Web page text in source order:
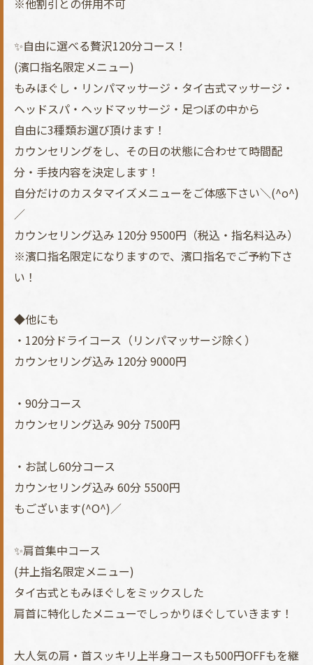
※他割引との併用不可
✨自由に選べる贅沢120分コース！
(濱口指名限定メニュー)
もみほぐし・リンパマッサージ・タイ古式マッサージ・
ヘッドスパ・ヘッドマッサージ・足つぼの中から
自由に3種類お選び頂けます！
カウンセリングをし、その日の状態に合わせて時間配
分・手技内容を決定します！
自分だけのカスタマイズメニューをご体感下さい＼(^o^)
／
カウンセリング込み 120分 9500円（税込・指名料込み）
※濱口指名限定になりますので、濱口指名でご予約下さ
い！
◆他にも
・120分ドライコース（リンパマッサージ除く）
カウンセリング込み 120分 9000円
・90分コース
カウンセリング込み 90分 7500円
・お試し60分コース
カウンセリング込み 60分 5500円
もございます(^O^)／
✨肩首集中コース
(井上指名限定メニュー)
タイ古式ともみほぐしをミックスした
肩首に特化したメニューでしっかりほぐしていきます！
大人気の肩・首スッキリ上半身コースも500円OFFもを継